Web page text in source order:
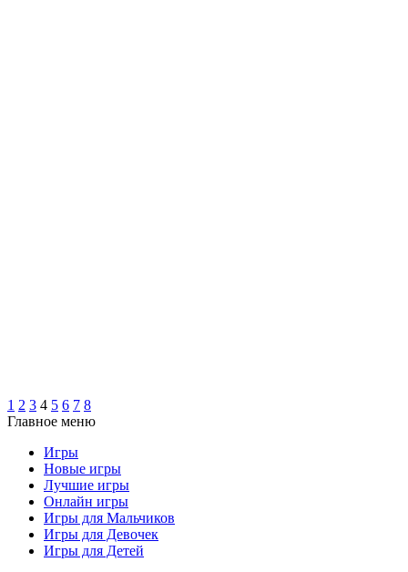
1 2 3 4 5 6 7 8
Главное меню
Игры
Новые игры
Лучшие игры
Онлайн игры
Игры для Мальчиков
Игры для Девочек
Игры для Детей